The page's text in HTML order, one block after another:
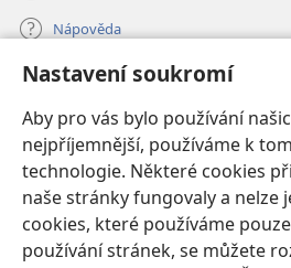
Nastavení soukromí
Aby pro vás bylo používání
nejpříjemnější, používáme k
technologie. Některé cookies
naše stránky fungovaly a nelze
cookies, které používáme
používání stránek, se můžete
Nápověda
Dary
nové
okno) ONLINE KNIHOVNA Strážné věže
(otevřeno
nové
okno)JW Hub®
(otevřeno
nové
okno)JW Library ®